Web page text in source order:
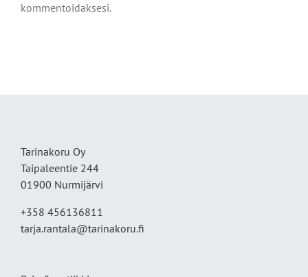
kommentoidaksesi.
Tarinakoru Oy
Taipaleentie 244
01900 Nurmijärvi
+358 456136811
tarja.rantala@tarinakoru.fi